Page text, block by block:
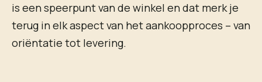
is een speerpunt van de winkel en dat merk je
terug in elk aspect van het aankoopproces – van
oriëntatie tot levering.